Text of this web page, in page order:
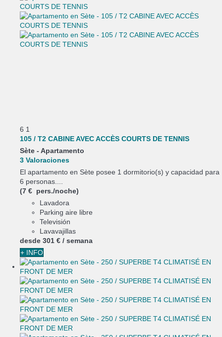
6 1
105 / T2 CABINE AVEC ACCÈS COURTS DE TENNIS
Sète - Apartamento
3 Valoraciones
El apartamento en Sète posee 1 dormitorio(s) y capacidad para
6 personas....
(7 € pers./noche)
Lavadora
Parking aire libre
Televisión
Lavavajillas
desde 301 € / semana
+ INFO